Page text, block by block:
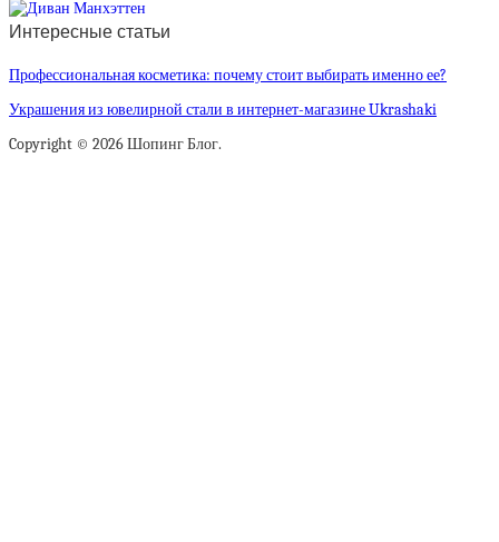
Интересные статьи
Профессиональная косметика: почему стоит выбирать именно ее?
Украшения из ювелирной стали в интернет-магазине Ukrashaki
Copyright © 2026 Шопинг Блог.